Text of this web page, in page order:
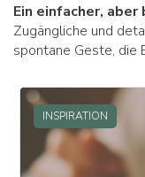
Ein einfacher,
Zugängliche und
spontane Geste, die
INSPIRATION